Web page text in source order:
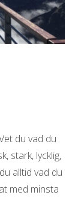
du vad du
stark, lycklig,
alltid vad du
med minsta